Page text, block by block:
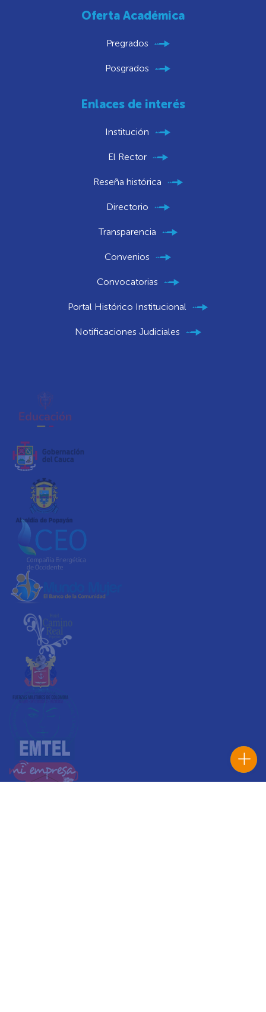
Oferta Académica
Pregrados
Posgrados
Enlaces de interés
Institución
El Rector
Reseña histórica
Directorio
Transparencia
Convenios
Convocatorias
Portal Histórico Institucional
Notificaciones Judiciales